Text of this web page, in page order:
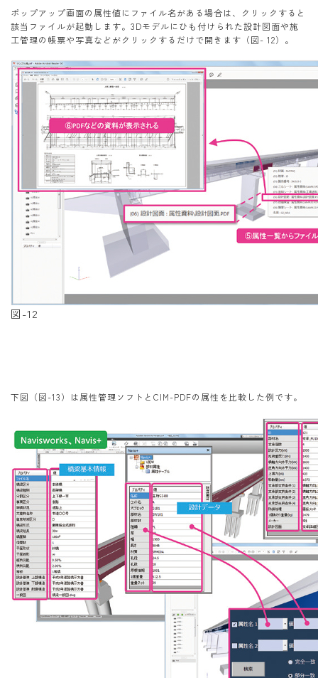
ポップアップ画面の属性値にファイル名がある場合は、クリックすると
該当ファイルが起動します。3Dモデルにひも付けられた設計図面や施
工管理の帳票や写真などがクリックするだけで開きます（図- 12）。
図-12
下図（図-13）は属性管理ソフトとCIM-PDFの属性を比較した例です。